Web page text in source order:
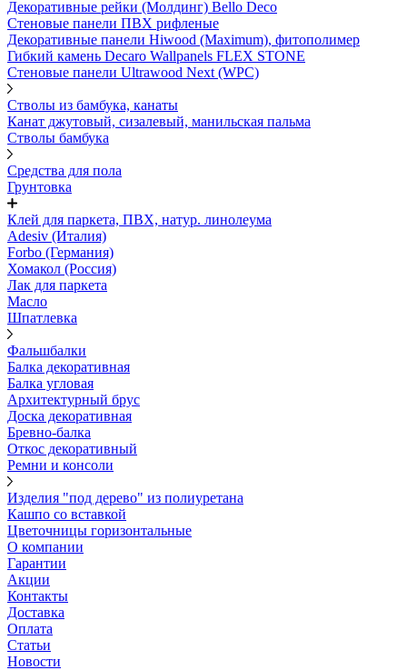
Декоративные рейки (Молдинг) Bello Deco
Стеновые панели ПВХ рифленые
Декоративные панели Hiwood (Maximum), фитополимер
Гибкий камень Decaro Wallpanels FLEX STONE
Стеновые панели Ultrawood Next (WPC)
Стволы из бамбука, канаты
Канат джутовый, сизалевый, манильская пальма
Стволы бамбука
Средства для пола
Грунтовка
Клей для паркета, ПВХ, натур. линолеума
Adesiv (Италия)
Forbo (Германия)
Хомакол (Россия)
Лак для паркета
Масло
Шпатлевка
Фальшбалки
Балка декоративная
Балка угловая
Архитектурный брус
Доска декоративная
Бревно-балка
Откос декоративный
Ремни и консоли
Изделия "под дерево" из полиуретана
Кашпо со вставкой
Цветочницы горизонтальные
О компании
Гарантии
Акции
Контакты
Доставка
Оплата
Статьи
Новости